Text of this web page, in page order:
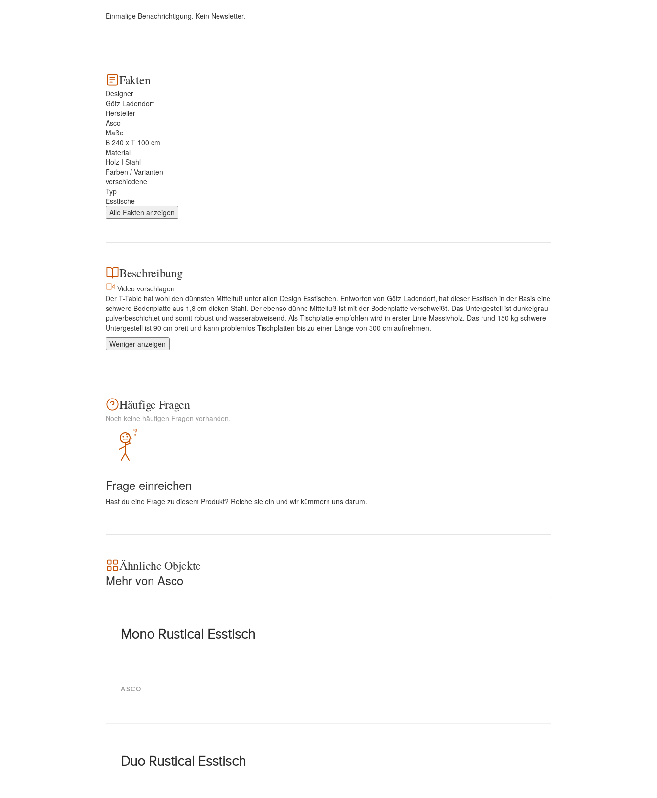
Einmalige Benachrichtigung. Kein Newsletter.
Fakten
Designer
Götz Ladendorf
Hersteller
Asco
Maße
B 240 x T 100 cm
Material
Holz I Stahl
Farben / Varianten
verschiedene
Typ
Esstische
Alle Fakten anzeigen
Beschreibung
Video vorschlagen
Der T-Table hat wohl den dünnsten Mittelfuß unter allen Design Esstischen. Entworfen von Götz Ladendorf, hat dieser Esstisch in der Basis eine
schwere Bodenplatte aus 1,8 cm dicken Stahl. Der ebenso dünne Mittelfuß ist mit der Bodenplatte verschweißt. Das Untergestell ist dunkelgrau
pulverbeschichtet und somit robust und wasserabweisend. Als Tischplatte empfohlen wird in erster Linie Massivholz. Das rund 150 kg schwere
Untergestell ist 90 cm breit und kann problemlos Tischplatten bis zu einer Länge von 300 cm aufnehmen.
Weniger anzeigen
Häufige Fragen
Noch keine häufigen Fragen vorhanden.
?
Frage einreichen
Hast du eine Frage zu diesem Produkt? Reiche sie ein und wir kümmern uns darum.
Ähnliche Objekte
Mehr von Asco
Mono Rustical Esstisch
ASCO
Duo Rustical Esstisch